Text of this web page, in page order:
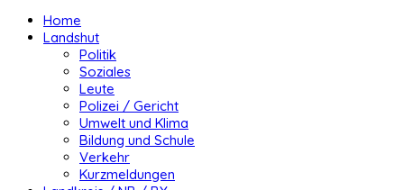
Home
Landshut
Politik
Soziales
Leute
Polizei / Gericht
Umwelt und Klima
Bildung und Schule
Verkehr
Kurzmeldungen